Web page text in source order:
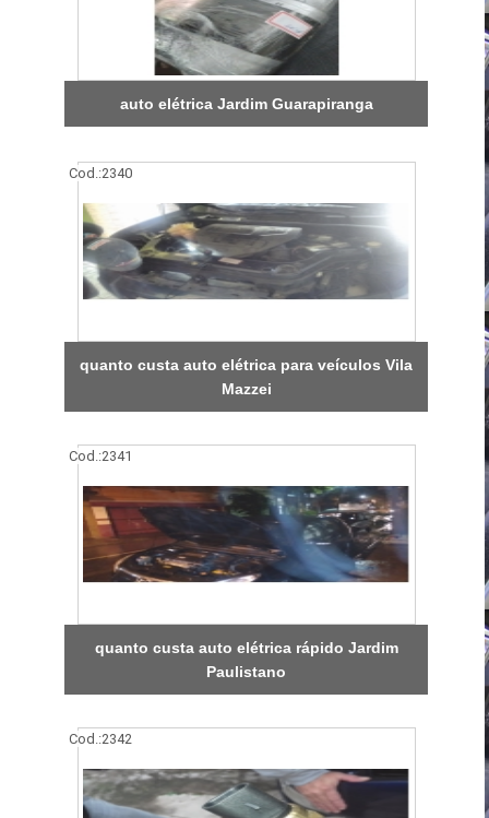
auto elétrica Jardim Guarapiranga
Cod.:2340
quanto custa auto elétrica para veículos Vila
Mazzei
Cod.:2341
quanto custa auto elétrica rápido Jardim
Paulistano
Cod.:2342